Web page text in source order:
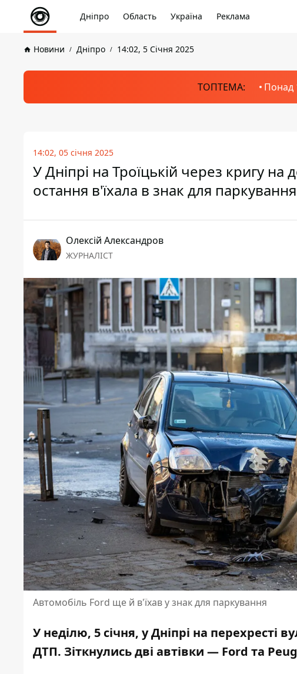
Дніпро Область Україна Реклама
Новини Дніпро 14:02, 5 Січня 2025
ТОПТЕМА: Понад
14:02, 05 січня 2025
У Дніпрі на Троїцькій через кригу на
остання в'їхала в знак для паркування
Олексій Александров
ЖУРНАЛІСТ
Автомобіль Ford ще й в'їхав у знак для паркування
У неділю, 5 січня, у Дніпрі на перехресті
ДТП. Зіткнулись дві автівки — Ford та